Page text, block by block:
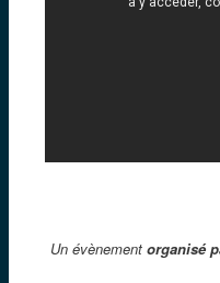
Un évènement organisé